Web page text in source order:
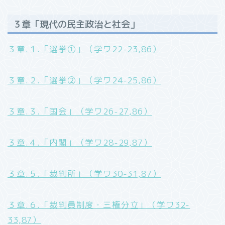
３章「現代の民主政治と社会」
３章.１.「選挙➀」（学ワ22-23,86）
３章.２.「選挙②」（学ワ24-25,86）
３章.３.「国会」（学ワ26-27,86）
３章.４.「内閣」（学ワ28-29,87）
３章.５.「裁判所」（学ワ30-31,87）
３章.６.「裁判員制度・三権分立」（学ワ32-
33,87）